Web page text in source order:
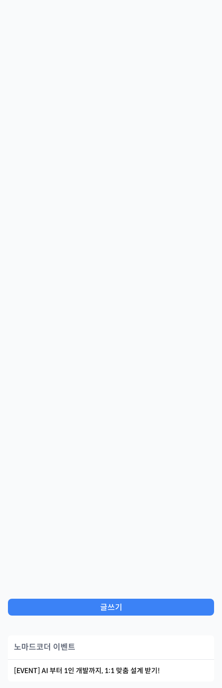
글쓰기
노마드코더 이벤트
[EVENT] AI 부터 1인 개발까지, 1:1 맞춤 설계 받기!